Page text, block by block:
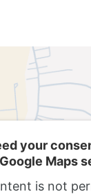
your
Google Maps
is not